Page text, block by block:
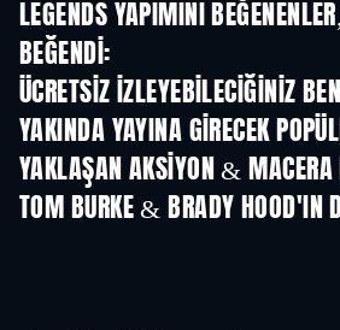
LEGENDS YAPIMINI
BEĞENDI:
ÜCRETSIZ IZLEYEBILECIĞINIZ
TV
YAKINDA YAYINA GIRECEK
TV
YAKLAŞAN AKSIYON & MACERA
Sezon 2
TOM BURKE & BRADY HOOD'IN
TV